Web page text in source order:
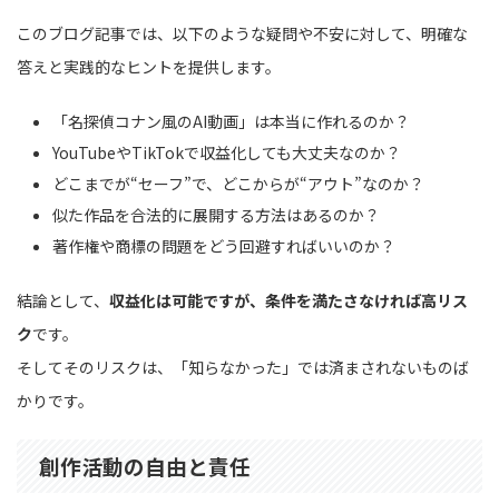
このブログ記事では、以下のような疑問や不安に対して、明確な
答えと実践的なヒントを提供します。
「名探偵コナン風のAI動画」は本当に作れるのか？
YouTubeやTikTokで収益化しても大丈夫なのか？
どこまでが“セーフ”で、どこからが“アウト”なのか？
似た作品を合法的に展開する方法はあるのか？
著作権や商標の問題をどう回避すればいいのか？
結論として、 収益化は可能ですが、条件を満たさなければ高リス
クです。
そしてそのリスクは、「知らなかった」では済まされないものば
かりです。
創作活動の自由と責任